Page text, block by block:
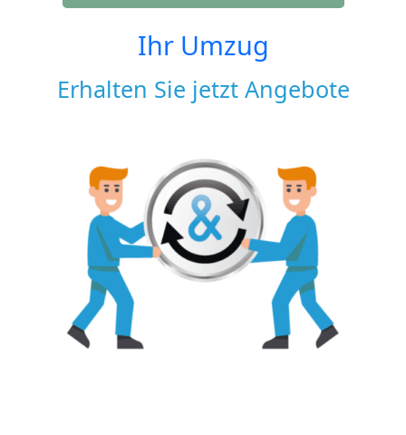
Ihr Umzug
Erhalten Sie jetzt Angebote